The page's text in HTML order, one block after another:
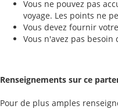
Vous ne pouvez pas
voyage. Les points ne
Vous devez fournir
Vous n'avez pas
Renseignements sur ce
Pour de plus amples